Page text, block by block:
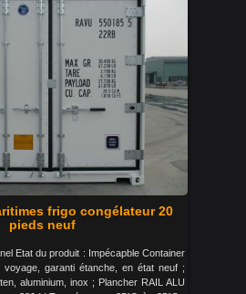
frigo congélateur 20
pieds neuf
Etat du produit : Impécapble Container
voyage, garanti étanche, en état neuf ;
aluminium, inox ; Plancher RAIL ALU